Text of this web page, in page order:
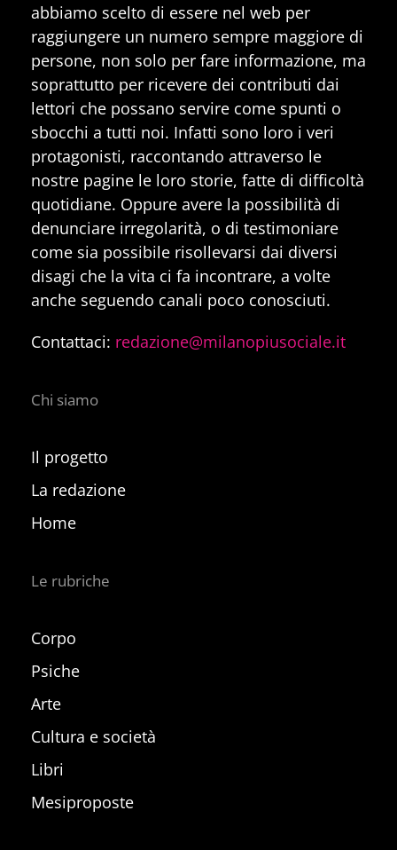
abbiamo scelto di essere nel web per
raggiungere un numero sempre maggiore di
persone, non solo per fare informazione, ma
soprattutto per ricevere dei contributi dai
lettori che possano servire come spunti o
sbocchi a tutti noi. Infatti sono loro i veri
protagonisti, raccontando attraverso le
nostre pagine le loro storie, fatte di difficoltà
quotidiane. Oppure avere la possibilità di
denunciare irregolarità, o di testimoniare
come sia possibile risollevarsi dai diversi
disagi che la vita ci fa incontrare, a volte
anche seguendo canali poco conosciuti.
Contattaci: redazione@milanopiusociale.it
Chi siamo
Il progetto
La redazione
Home
Le rubriche
Corpo
Psiche
Arte
Cultura e società
Libri
Mesiproposte